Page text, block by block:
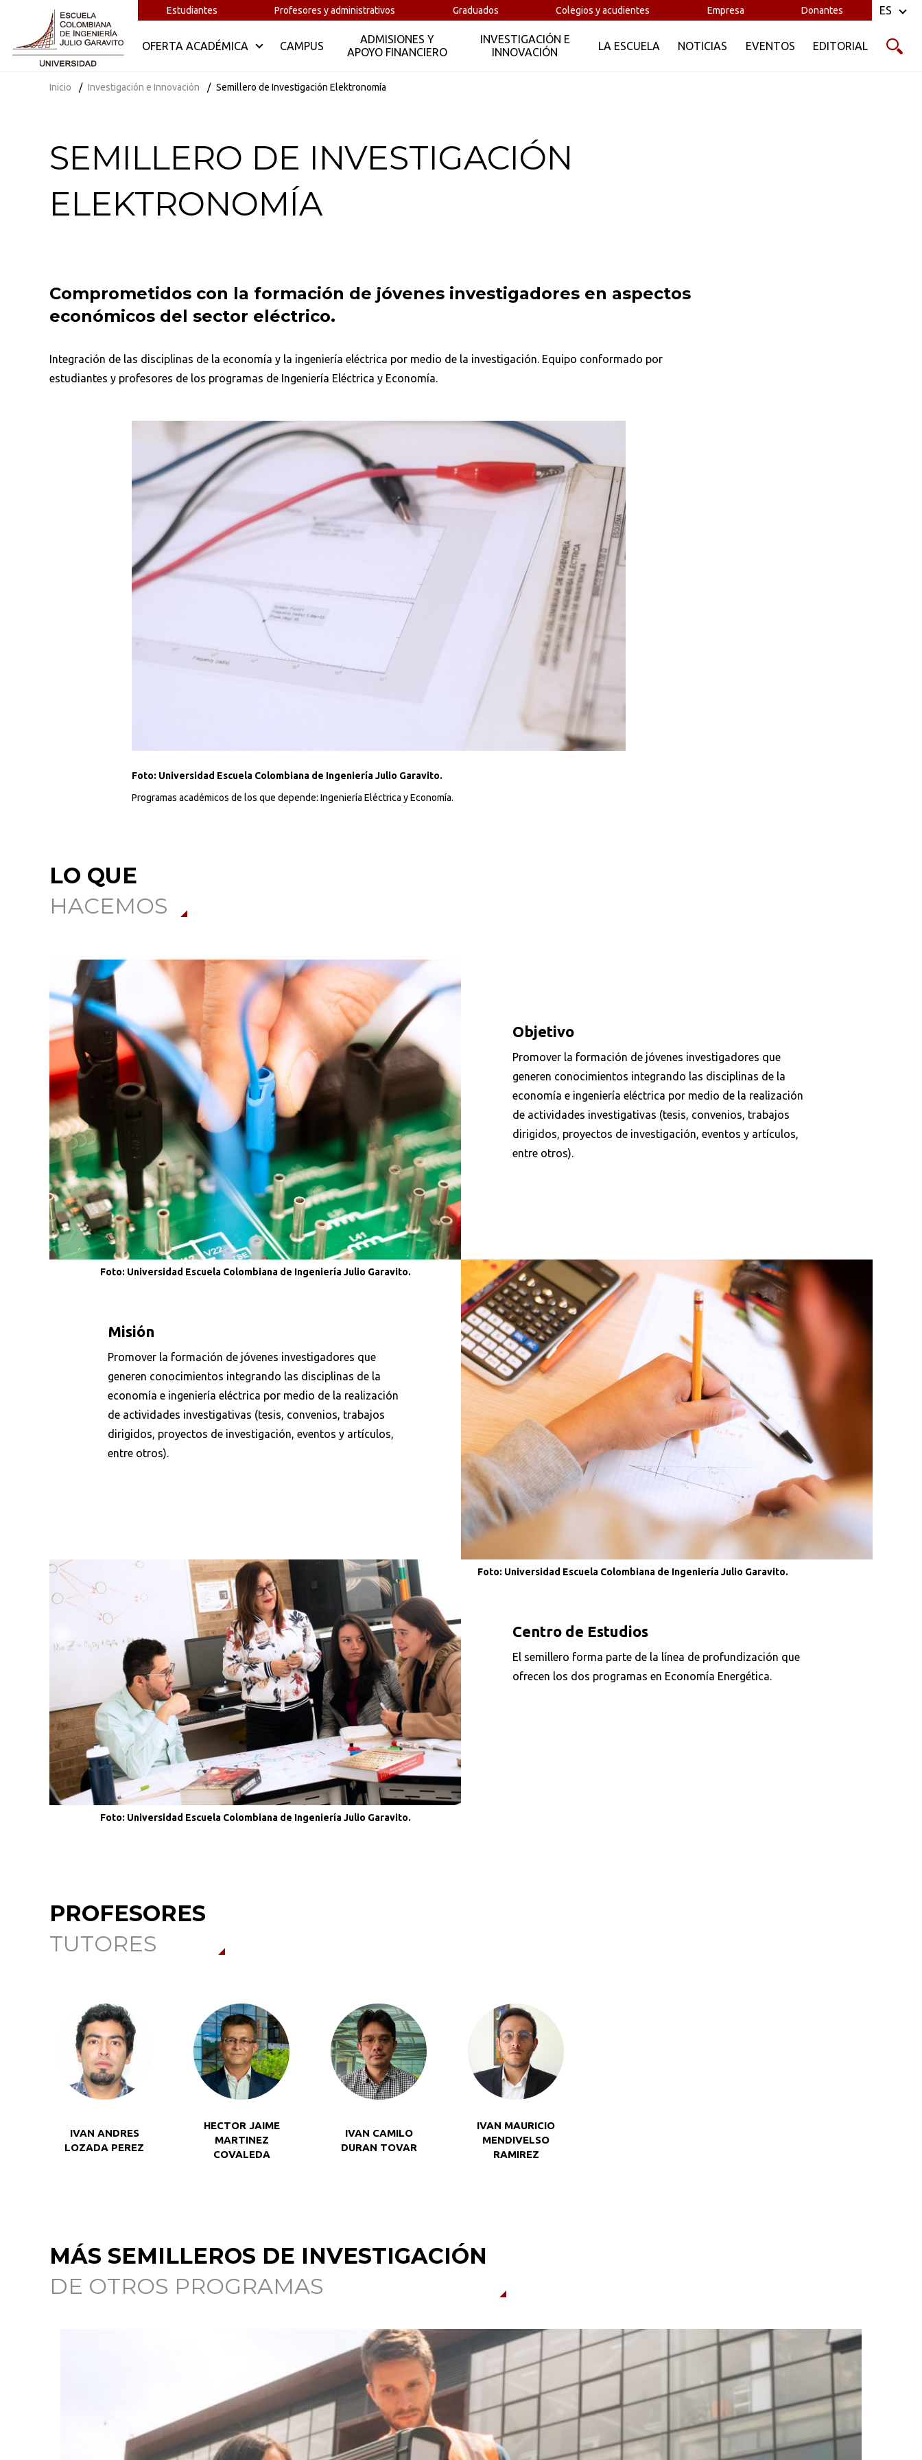
Estudiantes Profesores y administrativos Graduados Colegios y acudientes Empresa Donantes
OFERTA ACADÉMICA CAMPUS
ADMISIONES Y
APOYO FINANCIERO
INVESTIGACIÓN E
INNOVACIÓN
LA ESCUELA NOTICIAS EVENTOS EDITORIAL
ES
Inicio Investigación e Innovación Semillero de Investigación Elektronomía
SEMILLERO DE INVESTIGACIÓN
ELEKTRONOMÍA
Comprometidos con la formación de jóvenes investigadores en aspectos
económicos del sector eléctrico.
Integración de las disciplinas de la economía y la ingeniería eléctrica por medio de la investigación. Equipo conformado por
estudiantes y profesores de los programas de Ingeniería Eléctrica y Economía.
Foto: Universidad Escuela Colombiana de Ingeniería Julio Garavito.
Programas académicos de los que depende: Ingeniería Eléctrica y Economía.
LO QUE
HACEMOS
Foto: Universidad Escuela Colombiana de Ingeniería Julio Garavito.
Objetivo
Promover la formación de jóvenes investigadores que
generen conocimientos integrando las disciplinas de la
economía e ingeniería eléctrica por medio de la realización
de actividades investigativas (tesis, convenios, trabajos
dirigidos, proyectos de investigación, eventos y artículos,
entre otros).
Foto: Universidad Escuela Colombiana de Ingeniería Julio Garavito.
Misión
Promover la formación de jóvenes investigadores que
generen conocimientos integrando las disciplinas de la
economía e ingeniería eléctrica por medio de la realización
de actividades investigativas (tesis, convenios, trabajos
dirigidos, proyectos de investigación, eventos y artículos,
entre otros).
Foto: Universidad Escuela Colombiana de Ingeniería Julio Garavito.
Centro de Estudios
El semillero forma parte de la línea de profundización que
ofrecen los dos programas en Economía Energética.
PROFESORES
TUTORES
IVAN ANDRES
LOZADA PEREZ
HECTOR JAIME
MARTINEZ
COVALEDA
IVAN CAMILO
DURAN TOVAR
IVAN MAURICIO
MENDIVELSO
RAMIREZ
MÁS SEMILLEROS DE INVESTIGACIÓN
DE OTROS PROGRAMAS
Busca en la escuela
Buscar en: *
Buscar